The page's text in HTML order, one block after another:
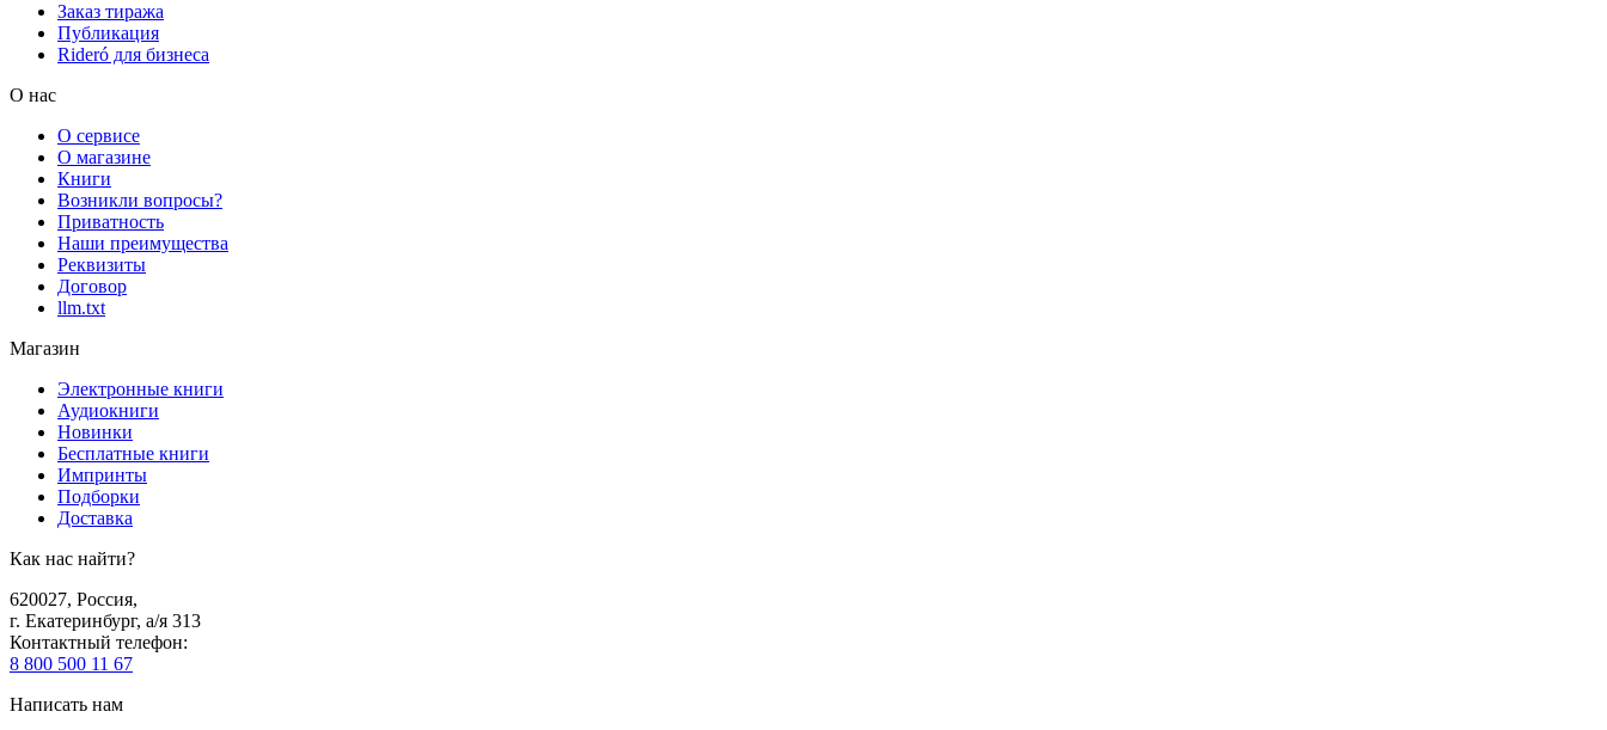
Заказ тиража
Публикация
Rideró для бизнеса
О нас
О сервисе
О магазине
Книги
Возникли вопросы?
Приватность
Наши преимущества
Реквизиты
Договор
llm.txt
Магазин
Электронные книги
Аудиокниги
Новинки
Бесплатные книги
Импринты
Подборки
Доставка
Как нас найти?
620027, Россия,
г. Екатеринбург, а/я 313
Контактный телефон:
8 800 500 11 67
Написать нам